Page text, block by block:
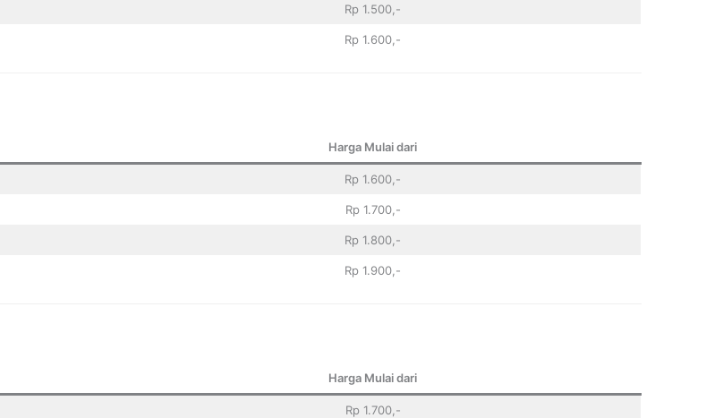
Rp 1.500,-
Rp 1.600,-
Harga Mulai dari
Rp 1.600,-
Rp 1.700,-
Rp 1.800,-
Rp 1.900,-
Harga Mulai dari
Rp 1.700,-